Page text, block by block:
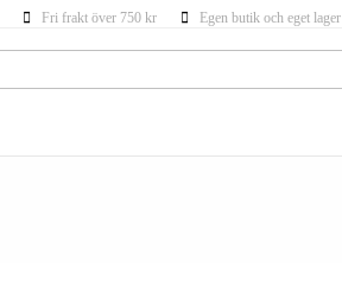
Fri frakt över 750 kr Egen butik och eget lager